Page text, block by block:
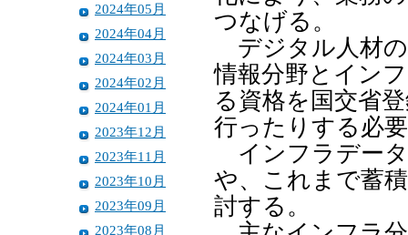
2024年05月
2024年04月
2024年03月
2024年02月
2024年01月
2023年12月
2023年11月
2023年10月
2023年09月
2023年08月
つなげる。
デジタル人材の
情報分野とイン
る資格を国交省
行ったりする必
インフラデー
や、これまで蓄
討する。